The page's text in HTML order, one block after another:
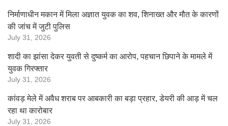
निर्माणाधीन मकान में मिला अज्ञात युवक का शव, शिनाख्त और मौत के कारणों
की जांच में जुटी पुलिस
July 31, 2026
शादी का झांसा देकर युवती से दुष्कर्म का आरोप, पहचान छिपाने के मामले में
युवक गिरफ्तार
July 31, 2026
कांवड़ मेले में अवैध शराब पर आबकारी का बड़ा प्रहार, डेयरी की आड़ में चल
रहा था कारोबार
July 31, 2026